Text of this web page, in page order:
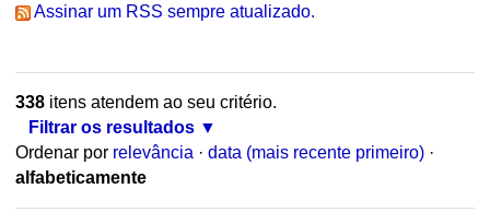
Assinar um RSS sempre atualizado.
338itens atendem ao seu critério.
Filtrar os resultados
Ordenar por relevância · data (mais recente primeiro) ·
alfabeticamente